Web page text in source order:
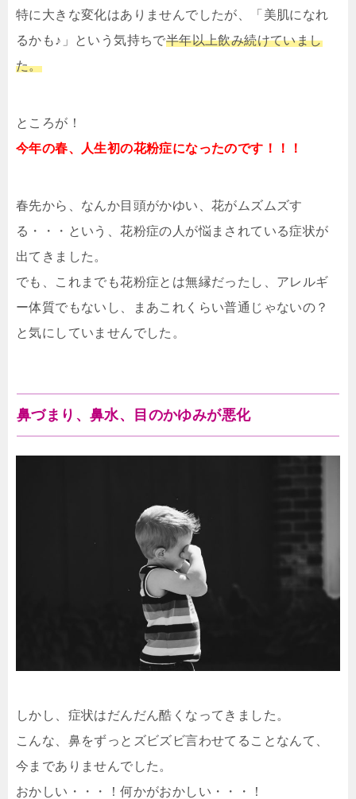
特に大きな変化はありませんでしたが、「美肌になれ
るかも♪」という気持ちで半年以上飲み続けていまし
た。
ところが！
今年の春、人生初の花粉症になったのです！！！
春先から、なんか目頭がかゆい、花がムズムズす
る・・・という、花粉症の人が悩まされている症状が
出てきました。
でも、これまでも花粉症とは無縁だったし、アレルギ
ー体質でもないし、まあこれくらい普通じゃないの？
と気にしていませんでした。
鼻づまり、鼻水、目のかゆみが悪化
しかし、症状はだんだん酷くなってきました。
こんな、鼻をずっとズビズビ言わせてることなんて、
今までありませんでした。
おかしい・・・！何かがおかしい・・・！